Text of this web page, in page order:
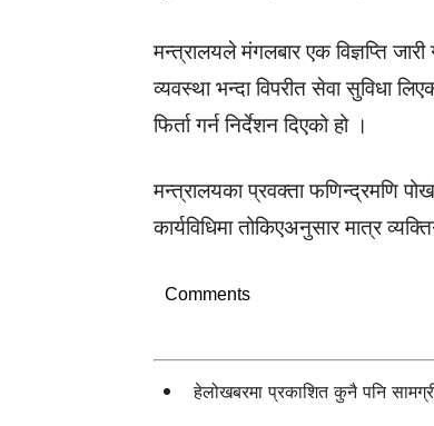
मन्त्रालयले मंगलबार एक विज्ञप्ति
व्यवस्था भन्दा विपरीत सेवा सुविधा
फिर्ता गर्न निर्देशन दिएको हो ।
मन्त्रालयका प्रवक्ता फणिन्द्रमणि
कार्यविधिमा तोकिएअनुसार मात्र
Comments
हेलोखबरमा प्रकाशित कुनै पनि